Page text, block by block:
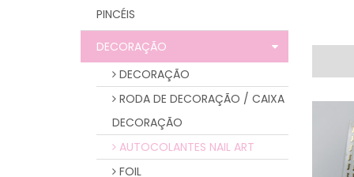
PINCÉIS
DECORAÇÃO
DECORAÇÃO
RODA DE DECORAÇÃO / CAIXA
DECORAÇÃO
AUTOCOLANTES NAIL ART
FOIL